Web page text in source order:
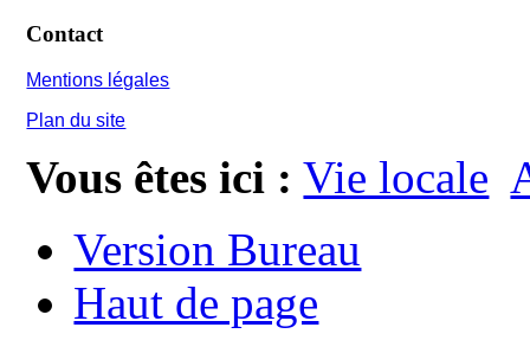
Contact
Mentions légales
Plan du site
Vous êtes ici : Vie locale
Version Bureau
Haut de page